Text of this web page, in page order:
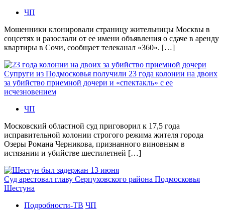
ЧП
Мошенники клонировали страницу жительницы Москвы в
соцсетях и разослали от ее имени объявления о сдаче в аренду
квартиры в Сочи, сообщает телеканал «360». […]
Супруги из Подмосковья получили 23 года колонии на двоих
за убийство приемной дочери и «спектакль» с ее
исчезновением
ЧП
Московский областной суд приговорил к 17,5 года
исправительной колонии строгого режима жителя города
Озеры Романа Черникова, признанного виновным в
истязании и убийстве шестилетней […]
Суд арестовал главу Серпуховского района Подмосковья
Шестуна
Подробности-ТВ ЧП